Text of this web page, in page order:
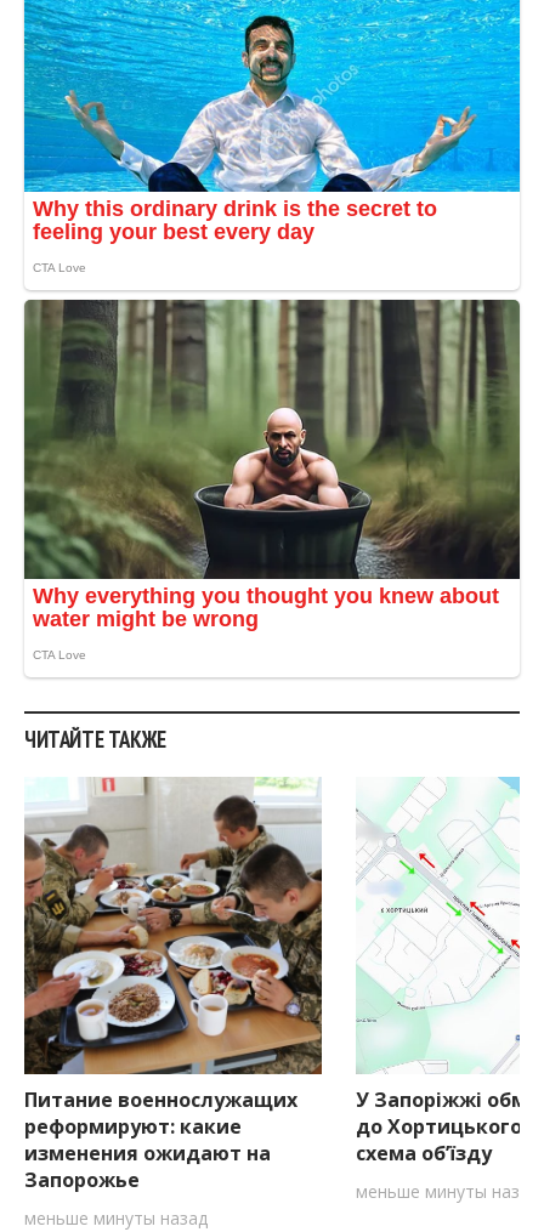
ЧИТАЙТЕ ТАКЖЕ
Питание военнослужащих
реформируют: какие
изменения ожидают на
Запорожье
меньше минуты назад
У Запоріжжі
до Хортицького
схема об’їзду
меньше минуты назад